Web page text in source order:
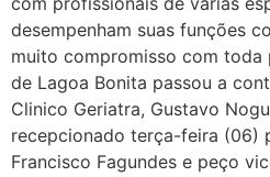
desempenham suas funções
muito compromisso com toda
de Lagoa Bonita passou a
Clinico Geriatra, Gustavo
recepcionado terça-feira (06)
Francisco Fagundes e peço